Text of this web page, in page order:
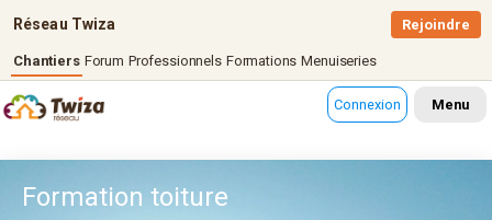
Réseau Twiza
Chantiers Forum Professionnels Formations Menuiseries
Rejoindre
Connexion Menu
Formation toiture